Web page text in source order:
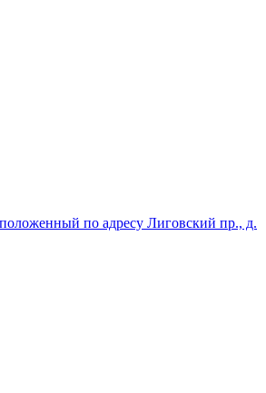
по адресу Лиговский пр., д.